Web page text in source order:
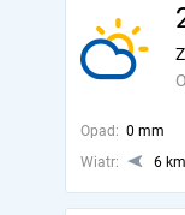
Opad: 0 mm
Wiatr:
6